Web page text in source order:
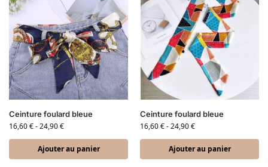
Ceinture foulard bleue
16,60€-24,90€
Ajouter au panier
Ceinture foulard bleue
16,60€-24,90€
Ajouter au panier